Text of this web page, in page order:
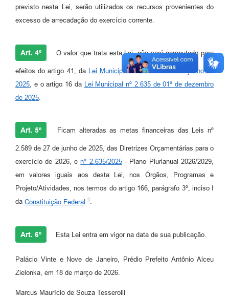
previsto nesta Lei, serão utilizados os recursos provenientes do
excesso de arrecadação do exercício corrente.
Art. 4º O valor que trata esta Lei, não será computado para
efeitos do artigo 41, da Lei Municipal nº 2.589 de 27 de junho de
2025, e o artigo 16 da Lei Municipal nº 2.635 de 01º de dezembro
de 2025.
Art. 5º Ficam alteradas as metas financeiras das Leis nº
2.589 de 27 de junho de 2025, das Diretrizes Orçamentárias para o
exercício de 2026, enº 2.635/2025- Plano Plurianual 2026/2029,
em valores iguais aos desta Lei, nos Órgãos, Programas e
Projeto/Atividades, nos termos do artigo 166, parágrafo 3º, inciso I
da Constituição Federal .
Art. 6º Esta Lei entra em vigor na data de sua publicação.
Palácio Vinte e Nove de Janeiro, Prédio Prefeito Antônio Alceu
Zielonka, em 18 de março de 2026.
Marcus Maurício de Souza Tesserolli